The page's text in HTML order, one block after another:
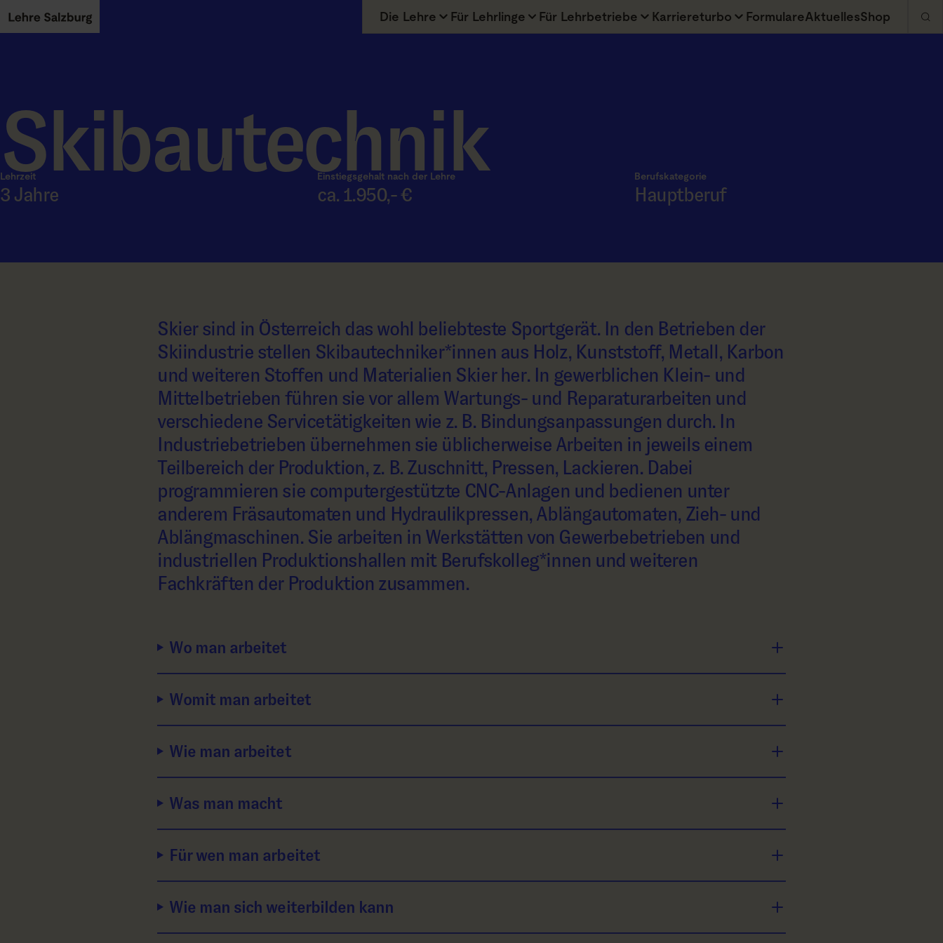
Skip to main content Die Lehre Für Lehrlinge Für Lehrbetriebe Karriereturbo FormulareAktuellesShop
Skibautechnik
Lehrzeit
3 Jahre
Einstiegsgehalt nach der Lehre
ca. 1.950,- €
Berufskategorie
Hauptberuf
Skier sind in Österreich das wohl beliebteste Sportgerät. In den Betrieben der
Skiindustrie stellen Skibautechniker*innen aus Holz, Kunststoff, Metall, Karbon
und weiteren Stoffen und Materialien Skier her. In gewerblichen Klein- und
Mittelbetrieben führen sie vor allem Wartungs- und Reparaturarbeiten und
verschiedene Servicetätigkeiten wie z. B. Bindungsanpassungen durch. In
Industriebetrieben übernehmen sie üblicherweise Arbeiten in jeweils einem
Teilbereich der Produktion, z. B. Zuschnitt, Pressen, Lackieren. Dabei
programmieren sie computergestützte CNC-Anlagen und bedienen unter
anderem Fräsautomaten und Hydraulikpressen, Ablängautomaten, Zieh- und
Ablängmaschinen. Sie arbeiten in Werkstätten von Gewerbebetrieben und
industriellen Produktionshallen mit Berufskolleg*innen und weiteren
Fachkräften der Produktion zusammen.
Wo man arbeitet
Womit man arbeitet
Wie man arbeitet
Was man macht
Für wen man arbeitet
Wie man sich weiterbilden kann